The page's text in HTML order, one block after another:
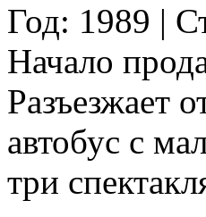
Год: 1989 |
Начало
Разъезжает
автобус с
три